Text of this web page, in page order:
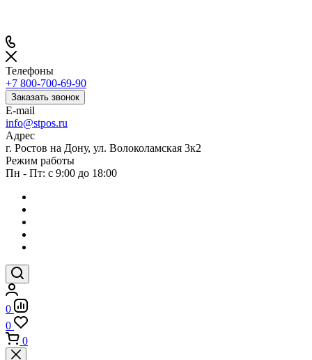
Телефоны
+7 800-700-69-90
Заказать звонок
E-mail
info@stpos.ru
Адрес
г. Ростов на Дону, ул. Волоколамская 3к2
Режим работы
Пн - Пт: с 9:00 до 18:00
0
0
0